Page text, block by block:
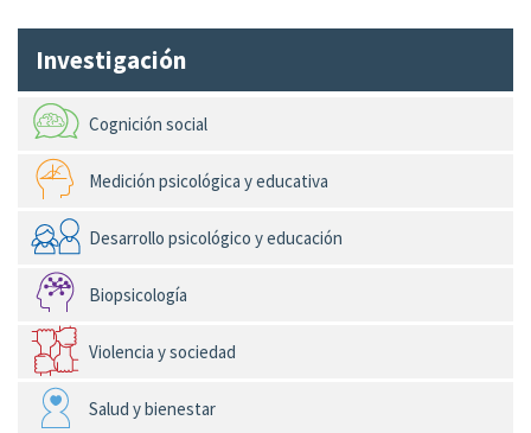
Investigación
Cognición social
Medición psicológica y educativa
Desarrollo psicológico y educación
Biopsicología
Violencia y sociedad
Salud y bienestar